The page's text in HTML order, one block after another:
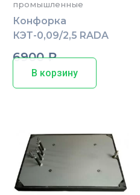
промышленные
Конфорка
КЭТ-0,09/2,5 RADA
6900₽
В корзину